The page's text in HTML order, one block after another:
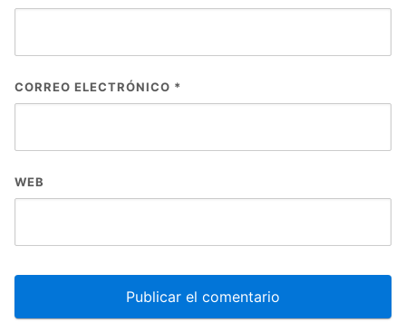
CORREO ELECTRÓNICO *
WEB